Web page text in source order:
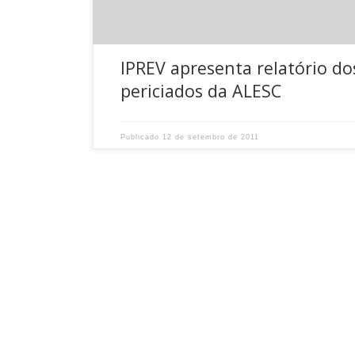
IPREV apresenta relatório
periciados da ALESC
Publicado 12 de setembro de 2011